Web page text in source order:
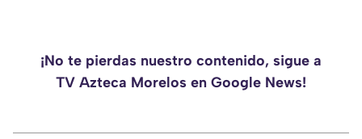
¡No te pierdas nuestro contenido, sigue a
TV Azteca Morelos en Google News!